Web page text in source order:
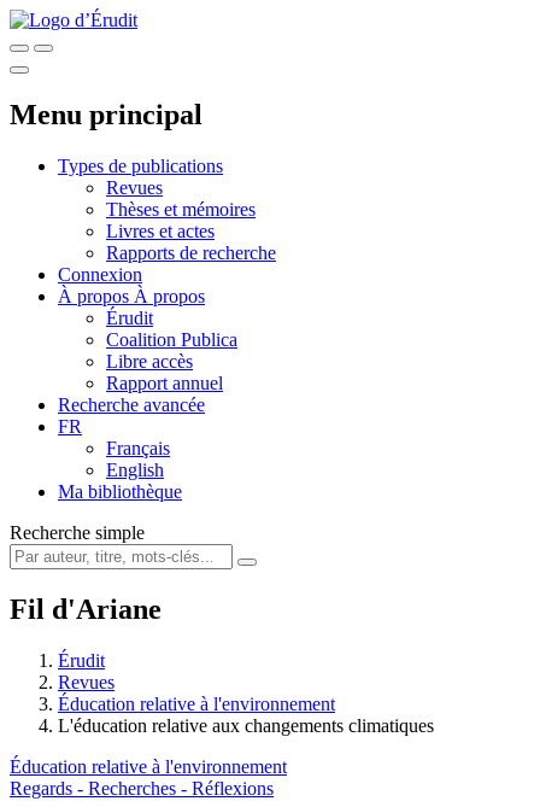
Menu principal
Types de publications
Revues
Thèses et mémoires
Livres et actes
Rapports de recherche
Connexion
À propos À propos
Érudit
Coalition Publica
Libre accès
Rapport annuel
Recherche avancée
FR
Français
English
Ma bibliothèque
Recherche simple
Fil d'Ariane
Érudit
Revues
Éducation relative à l'environnement
L'éducation relative aux changements climatiques
Éducation relative à l'environnement
Regards - Recherches - Réflexions